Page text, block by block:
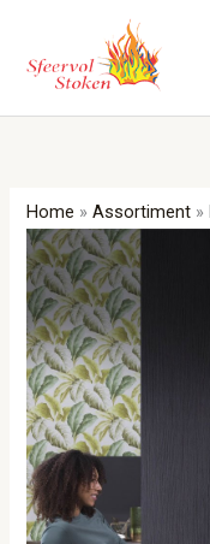
inhoud
Home »Assortiment »